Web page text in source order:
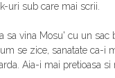
uri sub care mai scrii.
sa vina Mosu' cu un sac
se zice, sanatate ca-i
Aia-i mai pretioasa si